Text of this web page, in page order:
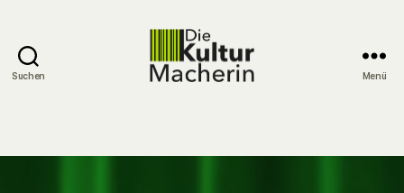
Suchen Menü